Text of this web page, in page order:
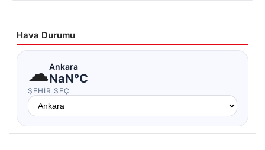
Hava Durumu
☁Ankara
NaN°C
ŞEHIR SEÇ